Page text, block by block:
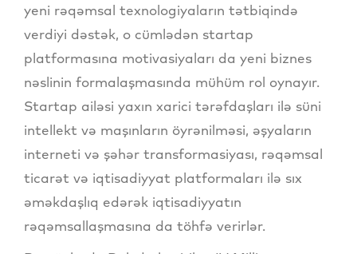
yeni rəqəmsal texnologiyaların tətbiqində
verdiyi dəstək, o cümlədən startap
platformasına motivasiyaları da yeni biznes
nəslinin formalaşmasında mühüm rol oynayır.
Startap ailəsi yaxın xarici tərəfdaşları ilə süni
intellekt və maşınların öyrənilməsi, əşyaların
interneti və şəhər transformasiyası, rəqəmsal
ticarət və iqtisadiyyat platformaları ilə sıx
əməkdaşlıq edərək iqtisadiyyatın
rəqəmsallaşmasına da töhfə verirlər.